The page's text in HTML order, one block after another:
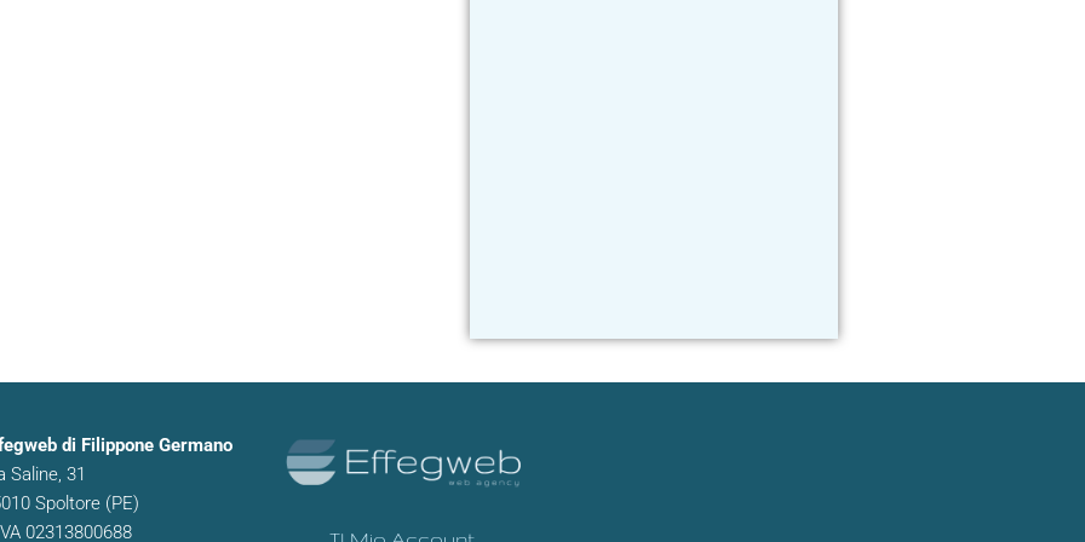
di Filippone Germano
Saline, 31
Spoltore (PE)
02313800688